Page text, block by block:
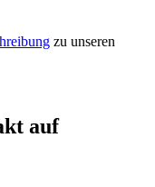
zu unseren
auf